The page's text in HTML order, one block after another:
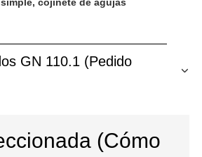
GN 110.1 (Pedido
(Cómo